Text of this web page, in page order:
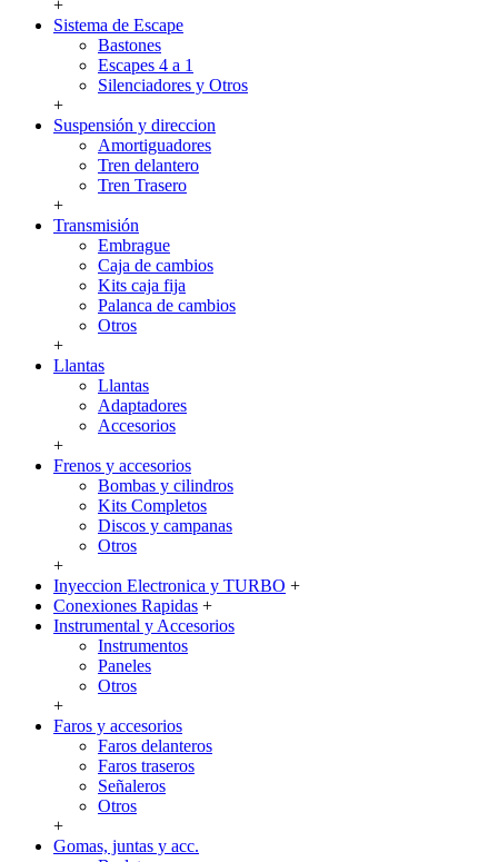
+
Sistema de Escape
Bastones
Escapes 4 a 1
Silenciadores y Otros
+
Suspensión y direccion
Amortiguadores
Tren delantero
Tren Trasero
+
Transmisión
Embrague
Caja de cambios
Kits caja fija
Palanca de cambios
Otros
+
Llantas
Llantas
Adaptadores
Accesorios
+
Frenos y accesorios
Bombas y cilindros
Kits Completos
Discos y campanas
Otros
+
Inyeccion Electronica y TURBO +
Conexiones Rapidas +
Instrumental y Accesorios
Instrumentos
Paneles
Otros
+
Faros y accesorios
Faros delanteros
Faros traseros
Señaleros
Otros
+
Gomas, juntas y acc.